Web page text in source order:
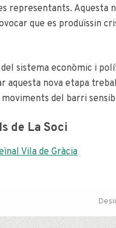
representants. Aquesta
que es produïssin
sistema econòmic i
aquesta nova etapa
del barri
de La Soci
Vila de Gràcia